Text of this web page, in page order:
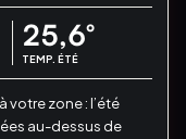
25,6°
TEMP. ÉTÉ
votre zone : l’été
au-dessus de